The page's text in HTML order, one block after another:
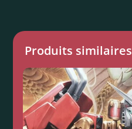
Produits similaires